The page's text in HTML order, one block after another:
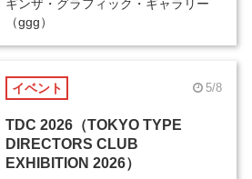
ギンザ・グラフィック・ギャラリー
（ggg）
イベント 5/8
TDC 2026（TOKYO TYPE
DIRECTORS CLUB
EXHIBITION 2026）